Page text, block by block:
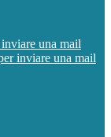
una mail
inviare una mail